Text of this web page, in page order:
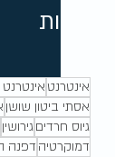
תגיות
אינטרנט אינטרנט
אסתי ביטון שושן
גיוס חרדיםגירושין
דמוקרטיה דפנה